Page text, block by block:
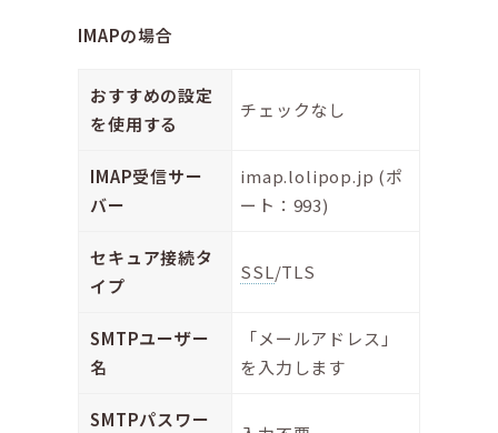
IMAPの場合
おすすめの設定
を使用する
チェックなし
IMAP受信サー
バー
imap.lolipop.jp (ポ
ート：993)
セキュア接続タ
イプ
SSL/TLS
SMTPユーザー
名
「メールアドレス」
を入力します
SMTPパスワー